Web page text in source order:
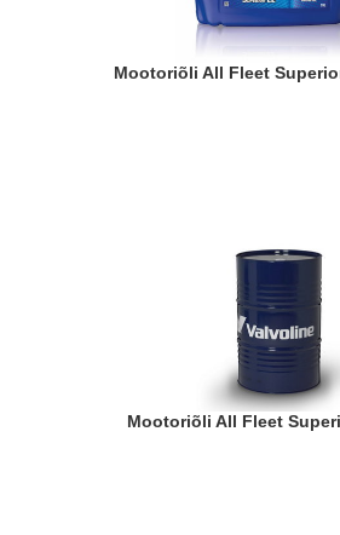
Mootoriõli All Fleet
Mootoriõli All Fleet